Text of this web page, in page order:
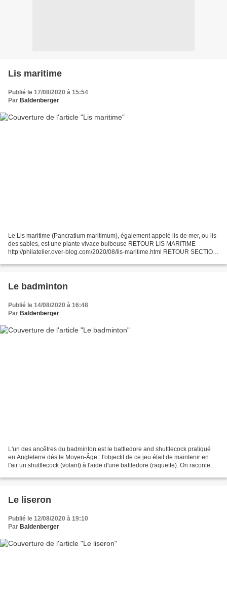
Lis maritime
Publié le 17/08/2020 à 15:54
Par Baldenberger
Le Lis maritime (Pancratium maritimum), également appelé lis de mer, ou lis
des sables, est une plante vivace bulbeuse RETOUR LIS MARITIME
http://philatelier.over-blog.com/2020/08/lis-maritime.html RETOUR SECTION
Le badminton
Publié le 14/08/2020 à 16:48
Par Baldenberger
L'un des ancêtres du badminton est le battledore and shuttlecock pratiqué
en Angleterre dès le Moyen-Âge : l'objectif de ce jeu était de maintenir en
l'air un shuttlecock (volant) à l'aide d'une battledore (raquette). On raconte
Le liseron
Publié le 12/08/2020 à 19:10
Par Baldenberger